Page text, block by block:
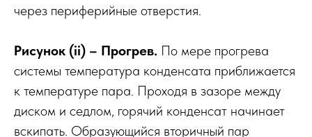
через периферийные отверстия.
Рисунок (ii) – Прогрев. По мере прогрева
системы температура конденсата приближается
к температуре пара. Проходя в зазоре между
диском и седлом, горячий конденсат начинает
вскипать. Образующийся вторичный пар